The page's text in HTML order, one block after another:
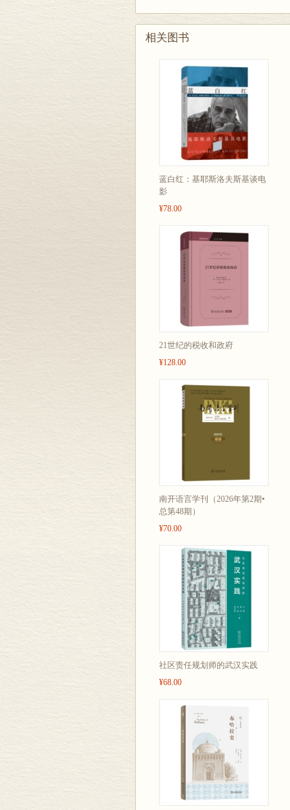
相关图书
蓝白红：基耶斯洛夫斯基谈电
影
¥78.00
21世纪的税收和政府
¥128.00
南开语言学刊（2026年第2期•
总第48期）
¥70.00
社区责任规划师的武汉实践
¥68.00